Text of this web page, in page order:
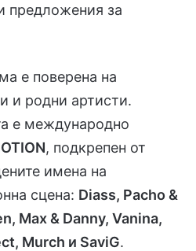
предложения за
е поверена на
и родни артисти.
е международно
, подкрепен от
имена на
сцена: Diass, Pacho &
Max & Danny, Vanina,
Murch и SaviG.